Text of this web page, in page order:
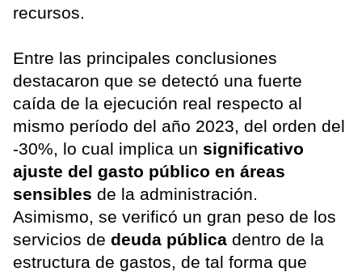
recursos.
Entre las principales conclusiones
destacaron que se detectó una fuerte
caída de la ejecución real respecto al
mismo período del año 2023, del orden del
-30%, lo cual implica un significativo
ajuste del gasto público en áreas
sensibles de la administración.
Asimismo, se verificó un gran peso de los
servicios de deuda pública dentro de la
estructura de gastos, de tal forma que